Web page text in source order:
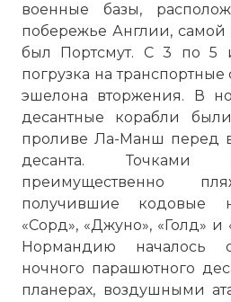
военные базы,
побережье Англии,
был Портсмут. С 3 по 5
погрузка на
эшелона вторжения. В
десантные корабли
проливе Ла-Манш перед
десанта. Точками
преимущественно
получившие кодовые
«Сорд», «Джуно», «Голд»
Нормандию началось
ночного парашютного
планерах, воздушными